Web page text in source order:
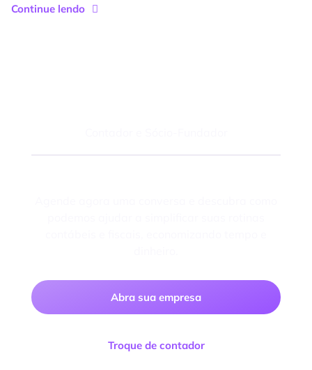
Continue lendo
Abra sua empresa
Troque de contador